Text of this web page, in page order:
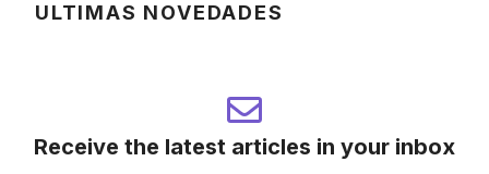
ULTIMAS NOVEDADES
Receive the latest articles in your inbox